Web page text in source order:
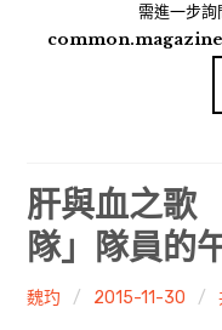
需進一步詢
共專題
共評論
共想/共享
肝與血之歌
隊」隊員的
魏玓 2015-11-30